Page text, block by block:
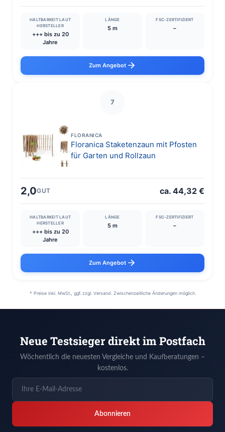
HALTBARKEIT LAUT
HERSTELLER
+++ bis zu 20
Jahre
LÄNGE
5 m
FSC-ZERTIFIZIERT
–
Zum Angebot
7
FLORANICA
Floranica Staketenzaun mit Pfosten
für Garten und Rollzaun
2,0GUT ca. 44,32 €
HALTBARKEIT LAUT
HERSTELLER
+++ bis zu 20
Jahre
LÄNGE
5 m
FSC-ZERTIFIZIERT
–
Zum Angebot
* Preise inkl. MwSt., ggf. zzgl. Versand. Zwischenzeitliche Änderungen möglich.
Neue Testsieger direkt im Postfach
Wöchentlich die neuesten Vergleiche und Kaufberatungen –
kostenlos.
Abonnieren